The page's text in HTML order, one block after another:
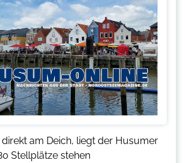
am Deich, liegt der Husumer
Stellplätze stehen